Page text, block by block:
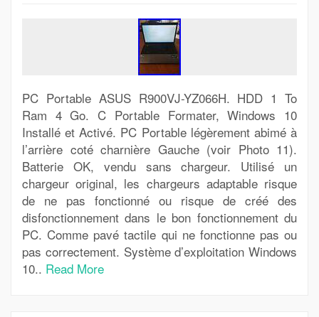
PC Portable ASUS R900VJ-YZ066H. HDD 1 To
Ram 4 Go. C Portable Formater, Windows 10
Installé et Activé. PC Portable légèrement abimé à
l’arrière coté charnière Gauche (voir Photo 11).
Batterie OK, vendu sans chargeur. Utilisé un
chargeur original, les chargeurs adaptable risque
de ne pas fonctionné ou risque de créé des
disfonctionnement dans le bon fonctionnement du
PC. Comme pavé tactile qui ne fonctionne pas ou
pas correctement. Système d’exploitation Windows
10.. Read More